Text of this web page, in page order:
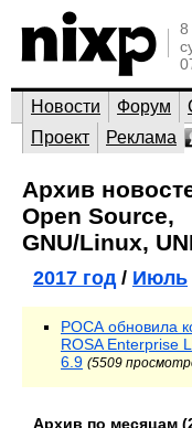
8
Новости Форум
Проект
Реклама
Архив
Open Source,
GNU/Linux,
2017 год/ Июль
РОСА обновила
ROSA Enterprise
6.9 (5509
Архив по месяцам